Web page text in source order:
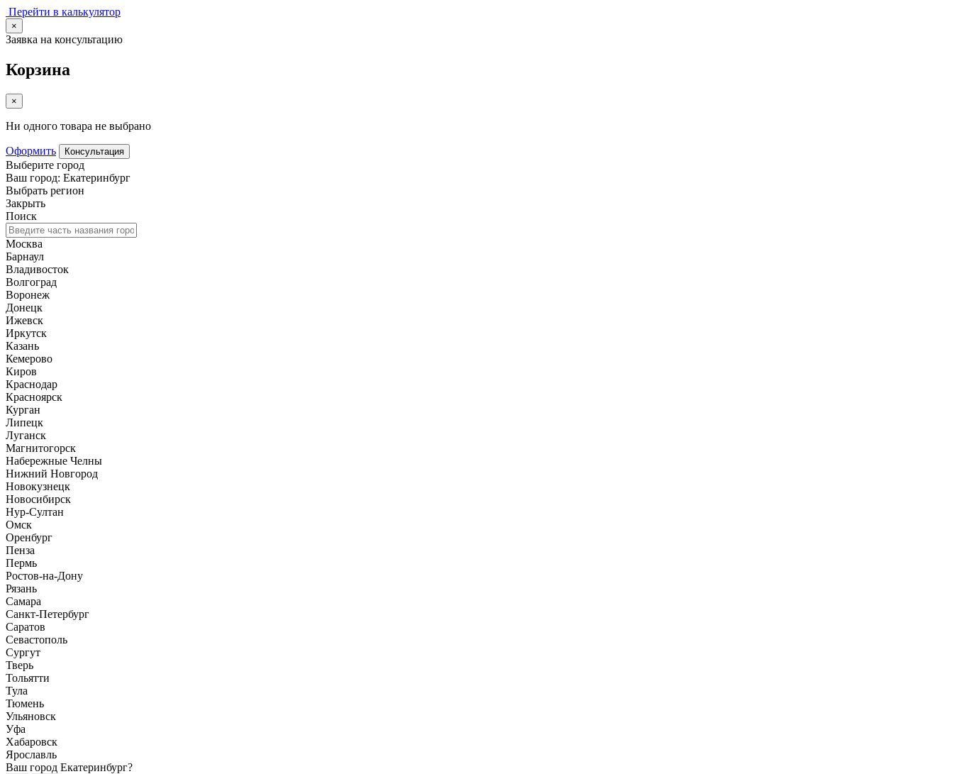
Перейти в калькулятор
×
Заявка на консультацию
Корзина
×
Ни одного товара не выбрано
Оформить Консультация
Выберите город
Ваш город: Екатеринбург
Выбрать регион
Закрыть
Поиск
Москва
Барнаул
Владивосток
Волгоград
Воронеж
Донецк
Ижевск
Иркутск
Казань
Кемерово
Киров
Краснодар
Красноярск
Курган
Липецк
Луганск
Магнитогорск
Набережные Челны
Нижний Новгород
Новокузнецк
Новосибирск
Нур-Султан
Омск
Оренбург
Пенза
Пермь
Ростов-на-Дону
Рязань
Самара
Санкт-Петербург
Саратов
Севастополь
Сургут
Тверь
Тольятти
Тула
Тюмень
Ульяновск
Уфа
Хабаровск
Ярославль
Ваш город Екатеринбург?